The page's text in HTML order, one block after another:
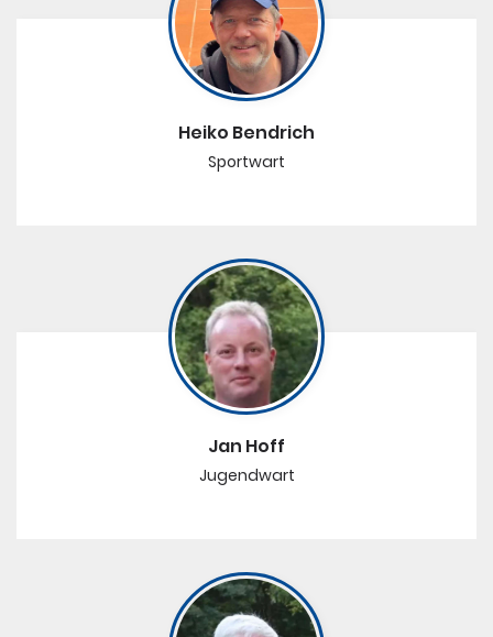
Heiko Bendrich
Sportwart
Jan Hoff
Jugendwart